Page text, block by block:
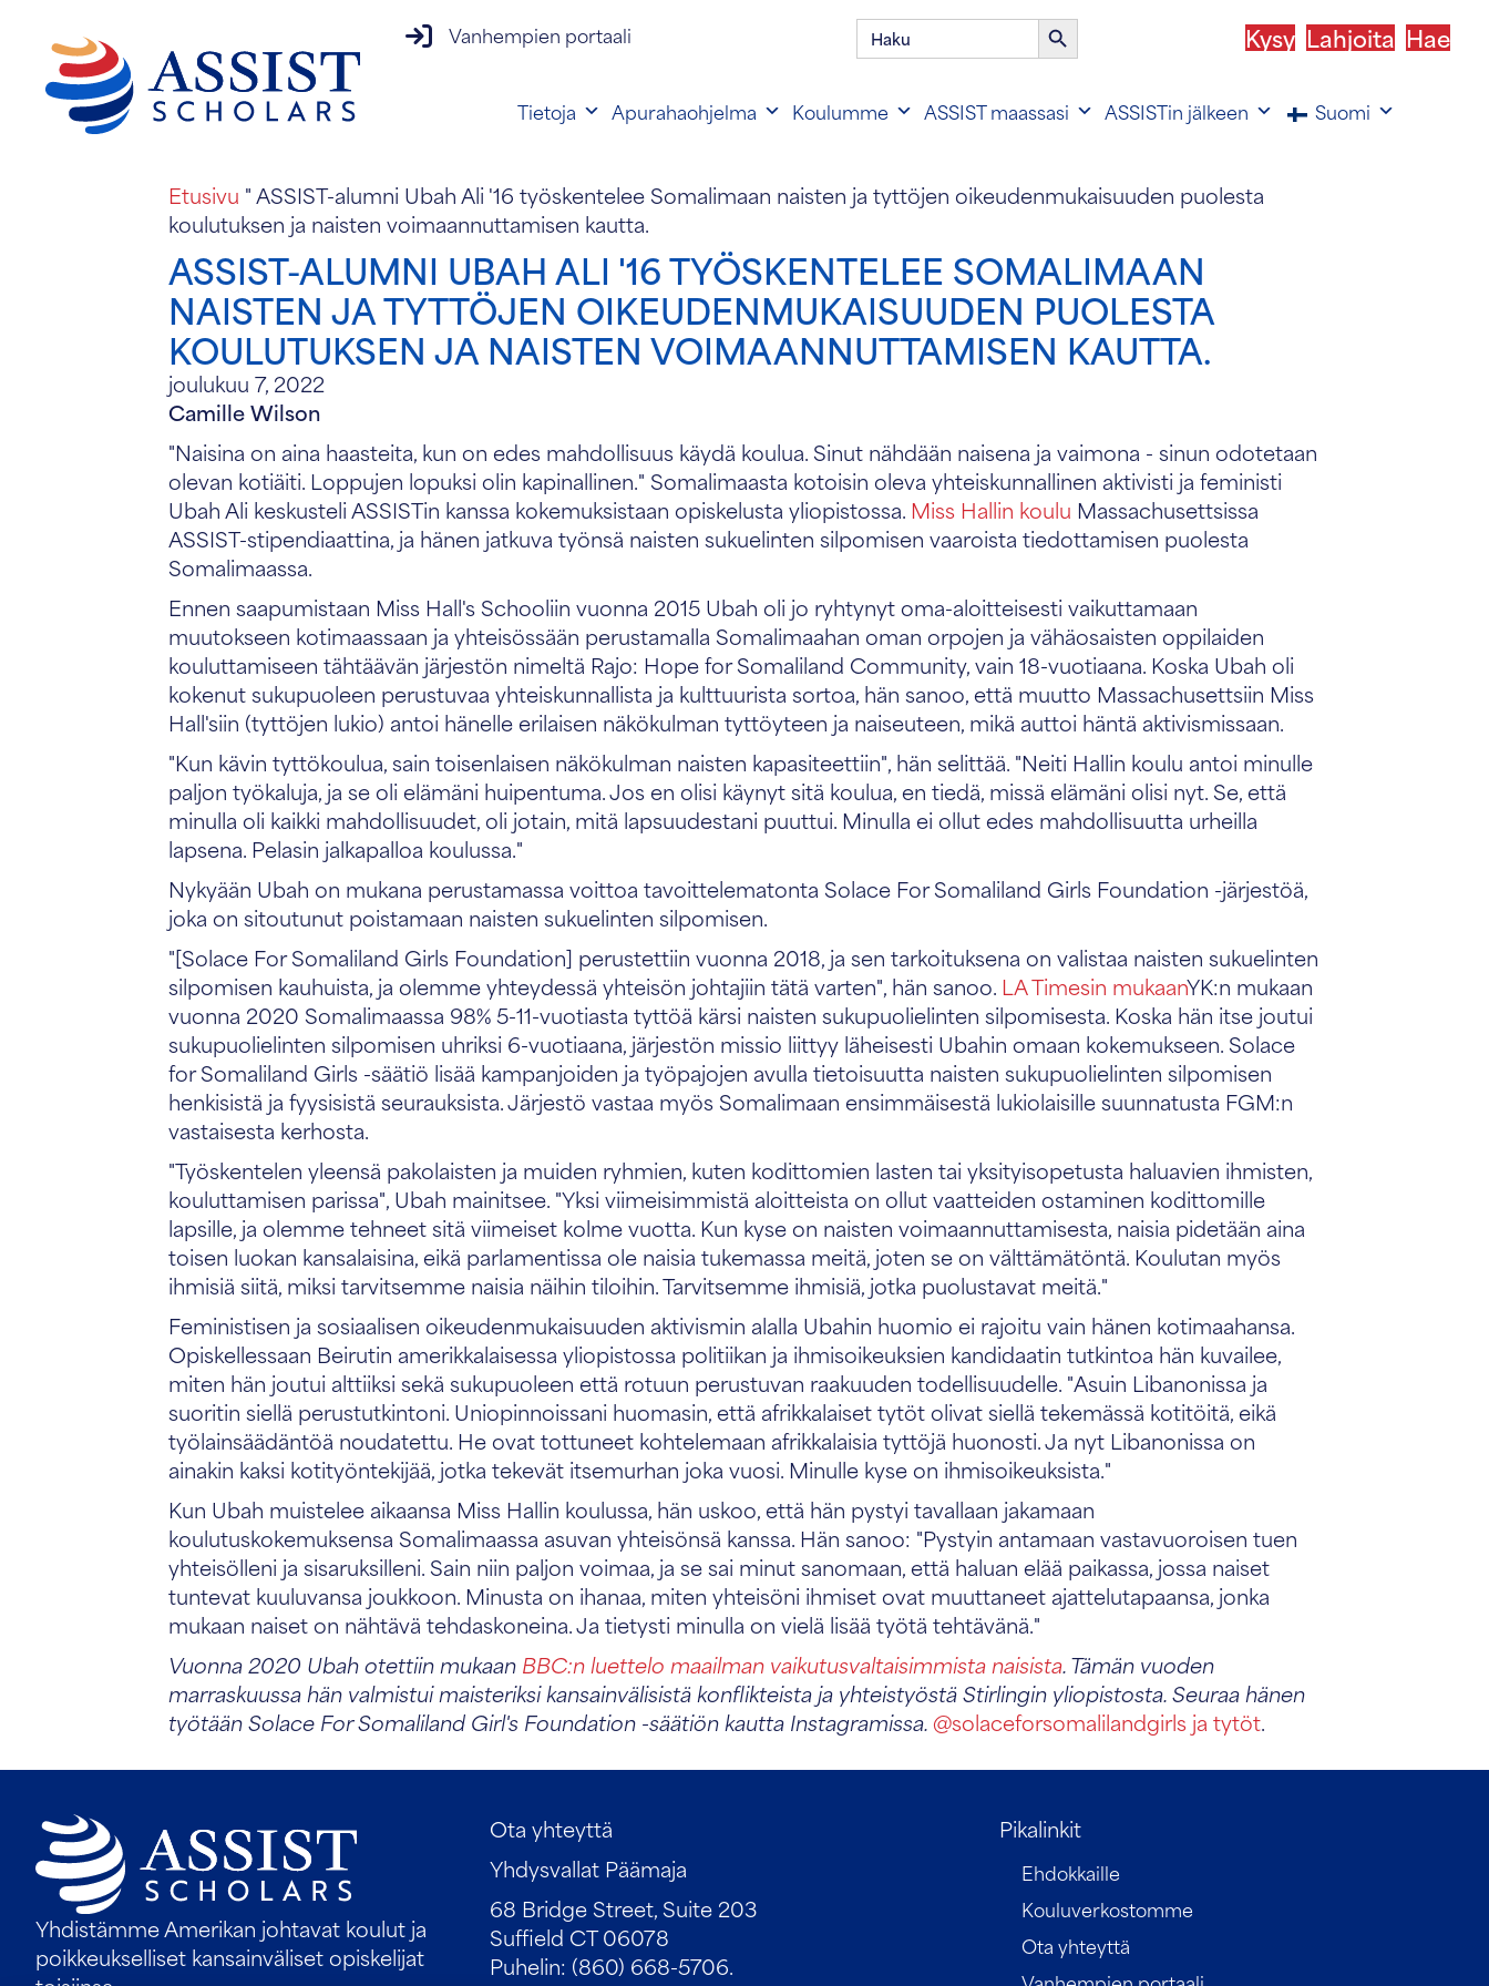
vanhempien portaalin kirjautuminen
Vanhempien portaali Hae: Haku-
painike
Kysy Lahjoita Hae
Tietoja Apurahaohjelma Koulumme ASSIST maassasi ASSISTin jälkeen Suomi
Etusivu "ASSIST-alumni Ubah Ali '16 työskentelee Somalimaan naisten ja tyttöjen oikeudenmukaisuuden puolesta
koulutuksen ja naisten voimaannuttamisen kautta.
ASSIST-ALUMNI UBAH ALI '16 TYÖSKENTELEE SOMALIMAAN
NAISTEN JA TYTTÖJEN OIKEUDENMUKAISUUDEN PUOLESTA
KOULUTUKSEN JA NAISTEN VOIMAANNUTTAMISEN KAUTTA.
joulukuu 7, 2022
Camille Wilson
"Naisina on aina haasteita, kun on edes mahdollisuus käydä koulua. Sinut nähdään naisena ja vaimona - sinun odotetaan
olevan kotiäiti. Loppujen lopuksi olin kapinallinen." Somalimaasta kotoisin oleva yhteiskunnallinen aktivisti ja feministi
Ubah Ali keskusteli ASSISTin kanssa kokemuksistaan opiskelusta yliopistossa. Miss Hallin koulu Massachusettsissa
ASSIST-stipendiaattina, ja hänen jatkuva työnsä naisten sukuelinten silpomisen vaaroista tiedottamisen puolesta
Somalimaassa.
Ennen saapumistaan Miss Hall's Schooliin vuonna 2015 Ubah oli jo ryhtynyt oma-aloitteisesti vaikuttamaan
muutokseen kotimaassaan ja yhteisössään perustamalla Somalimaahan oman orpojen ja vähäosaisten oppilaiden
kouluttamiseen tähtäävän järjestön nimeltä Rajo: Hope for Somaliland Community, vain 18-vuotiaana. Koska Ubah oli
kokenut sukupuoleen perustuvaa yhteiskunnallista ja kulttuurista sortoa, hän sanoo, että muutto Massachusettsiin Miss
Hall'siin (tyttöjen lukio) antoi hänelle erilaisen näkökulman tyttöyteen ja naiseuteen, mikä auttoi häntä aktivismissaan.
"Kun kävin tyttökoulua, sain toisenlaisen näkökulman naisten kapasiteettiin", hän selittää. "Neiti Hallin koulu antoi minulle
paljon työkaluja, ja se oli elämäni huipentuma. Jos en olisi käynyt sitä koulua, en tiedä, missä elämäni olisi nyt. Se, että
minulla oli kaikki mahdollisuudet, oli jotain, mitä lapsuudestani puuttui. Minulla ei ollut edes mahdollisuutta urheilla
lapsena. Pelasin jalkapalloa koulussa."
Nykyään Ubah on mukana perustamassa voittoa tavoittelematonta Solace For Somaliland Girls Foundation -järjestöä,
joka on sitoutunut poistamaan naisten sukuelinten silpomisen.
"[Solace For Somaliland Girls Foundation] perustettiin vuonna 2018, ja sen tarkoituksena on valistaa naisten sukuelinten
silpomisen kauhuista, ja olemme yhteydessä yhteisön johtajiin tätä varten", hän sanoo. LA Timesin mukaanYK:n mukaan
vuonna 2020 Somalimaassa 98% 5-11-vuotiasta tyttöä kärsi naisten sukupuolielinten silpomisesta. Koska hän itse joutui
sukupuolielinten silpomisen uhriksi 6-vuotiaana, järjestön missio liittyy läheisesti Ubahin omaan kokemukseen. Solace
for Somaliland Girls -säätiö lisää kampanjoiden ja työpajojen avulla tietoisuutta naisten sukupuolielinten silpomisen
henkisistä ja fyysisistä seurauksista. Järjestö vastaa myös Somalimaan ensimmäisestä lukiolaisille suunnatusta FGM:n
vastaisesta kerhosta.
"Työskentelen yleensä pakolaisten ja muiden ryhmien, kuten kodittomien lasten tai yksityisopetusta haluavien ihmisten,
kouluttamisen parissa", Ubah mainitsee. "Yksi viimeisimmistä aloitteista on ollut vaatteiden ostaminen kodittomille
lapsille, ja olemme tehneet sitä viimeiset kolme vuotta. Kun kyse on naisten voimaannuttamisesta, naisia pidetään aina
toisen luokan kansalaisina, eikä parlamentissa ole naisia tukemassa meitä, joten se on välttämätöntä. Koulutan myös
ihmisiä siitä, miksi tarvitsemme naisia näihin tiloihin. Tarvitsemme ihmisiä, jotka puolustavat meitä."
Feministisen ja sosiaalisen oikeudenmukaisuuden aktivismin alalla Ubahin huomio ei rajoitu vain hänen kotimaahansa.
Opiskellessaan Beirutin amerikkalaisessa yliopistossa politiikan ja ihmisoikeuksien kandidaatin tutkintoa hän kuvailee,
miten hän joutui alttiiksi sekä sukupuoleen että rotuun perustuvan raakuuden todellisuudelle. "Asuin Libanonissa ja
suoritin siellä perustutkintoni. Uniopinnoissani huomasin, että afrikkalaiset tytöt olivat siellä tekemässä kotitöitä, eikä
työlainsäädäntöä noudatettu. He ovat tottuneet kohtelemaan afrikkalaisia tyttöjä huonosti. Ja nyt Libanonissa on
ainakin kaksi kotityöntekijää, jotka tekevät itsemurhan joka vuosi. Minulle kyse on ihmisoikeuksista."
Kun Ubah muistelee aikaansa Miss Hallin koulussa, hän uskoo, että hän pystyi tavallaan jakamaan
koulutuskokemuksensa Somalimaassa asuvan yhteisönsä kanssa. Hän sanoo: "Pystyin antamaan vastavuoroisen tuen
yhteisölleni ja sisaruksilleni. Sain niin paljon voimaa, ja se sai minut sanomaan, että haluan elää paikassa, jossa naiset
tuntevat kuuluvansa joukkoon. Minusta on ihanaa, miten yhteisöni ihmiset ovat muuttaneet ajattelutapaansa, jonka
mukaan naiset on nähtävä tehdaskoneina. Ja tietysti minulla on vielä lisää työtä tehtävänä."
Vuonna 2020 Ubah otettiin mukaan BBC:n luettelo maailman vaikutusvaltaisimmista naisista. Tämän vuoden
marraskuussa hän valmistui maisteriksi kansainvälisistä konflikteista ja yhteistyöstä Stirlingin yliopistosta. Seuraa hänen
työtään Solace For Somaliland Girl's Foundation -säätiön kautta Instagramissa. @solaceforsomalilandgirls ja tytöt.
Yhdistämme Amerikan johtavat koulut ja
poikkeukselliset kansainväliset opiskelijat
Ota yhteyttä
Yhdysvallat Päämaja
68 Bridge Street, Suite 203
Suffield CT 06078
Puhelin: (860) 668-5706.
Pikalinkit
Ehdokkaille
Kouluverkostomme
Ota yhteyttä